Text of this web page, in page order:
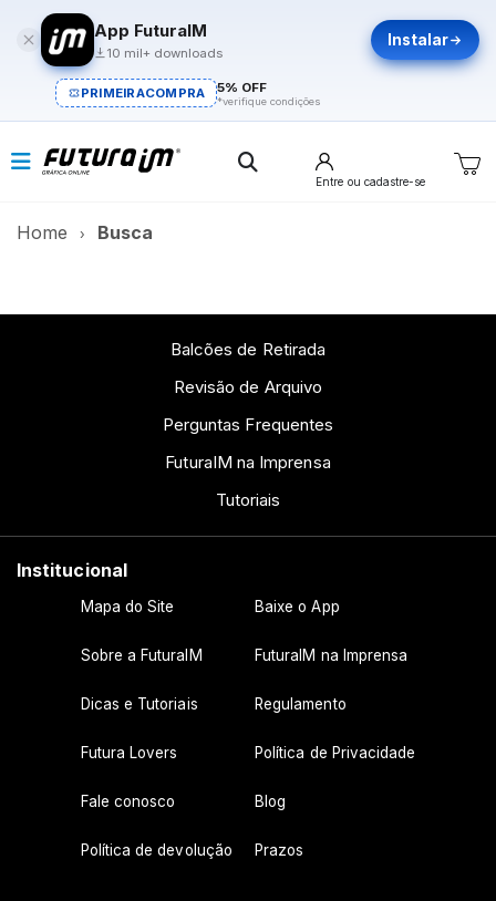
App FuturaIM
10 mil+ downloads
Instalar
PRIMEIRACOMPRA 5% OFF
*verifique condições
Entre ou cadastre-se
Home Busca
Balcões de Retirada
Revisão de Arquivo
Perguntas Frequentes
FuturaIM na Imprensa
Tutoriais
Institucional
Mapa do Site Baixe o App
Sobre a FuturaIM FuturaIM na Imprensa
Dicas e Tutoriais Regulamento
Futura Lovers Política de Privacidade
Fale conosco Blog
Política de devolução Prazos